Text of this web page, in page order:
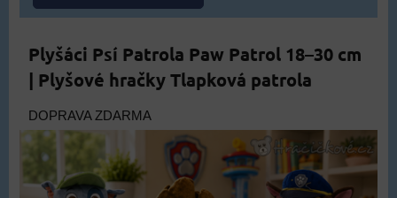
Plyšáci Psí Patrola Paw Patrol 18–30 cm
| Plyšové hračky Tlapková patrola
DOPRAVA ZDARMA